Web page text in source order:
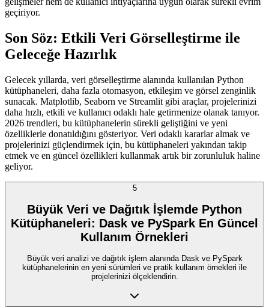
geçiriyor.
Son Söz: Etkili Veri Görselleştirme ile
Geleceğe Hazırlık
Gelecek yıllarda, veri görselleştirme alanında kullanılan Python
kütüphaneleri, daha fazla otomasyon, etkileşim ve görsel zenginlik
sunacak. Matplotlib, Seaborn ve Streamlit gibi araçlar, projelerinizi
daha hızlı, etkili ve kullanıcı odaklı hale getirmenize olanak tanıyor.
2026 trendleri, bu kütüphanelerin sürekli geliştiğini ve yeni
özelliklerle donatıldığını gösteriyor. Veri odaklı kararlar almak ve
projelerinizi güçlendirmek için, bu kütüphaneleri yakından takip
etmek ve en güncel özellikleri kullanmak artık bir zorunluluk haline
geliyor.
5
Büyük Veri ve Dağıtık İşlemde Python
Kütüphaneleri: Dask ve PySpark En Güncel
Kullanım Örnekleri
Büyük veri analizi ve dağıtık işlem alanında Dask ve PySpark
kütüphanelerinin en yeni sürümleri ve pratik kullanım örnekleri ile
projelerinizi ölçeklendirin.